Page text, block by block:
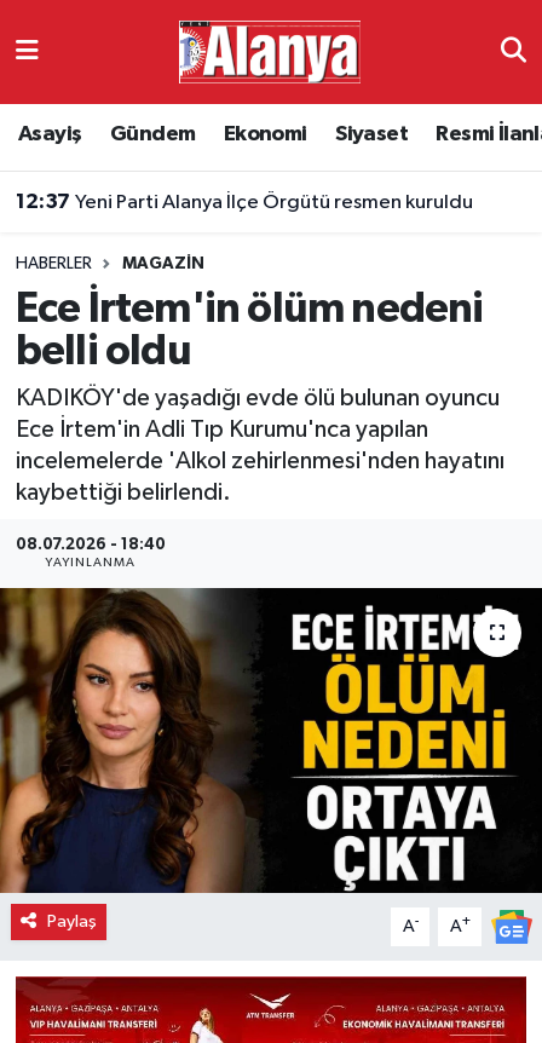
Asayiş Gündem Ekonomi Siyaset Resmi
12:37 Yeni Parti Alanya İlçe Örgütü resmen kuruldu
HABERLER MAGAZIN
Ece İrtem'in ölüm nedeni
belli oldu
KADIKÖY'de yaşadığı evde ölü bulunan oyuncu
Ece İrtem'in Adli Tıp Kurumu'nca yapılan
incelemelerde 'Alkol zehirlenmesi'nden hayatını
kaybettiği belirlendi.
08.07.2026 - 18:40
YAYINLANMA
Paylaş A- A+
Ekonomi
Resmi İlanlar
Alanyaspor
Turizm
Antalya Namaz Vakitleri
Süper Lig Puan Durumu ve Fikstür
Tüm Manşetler
Son Dakika Haberleri